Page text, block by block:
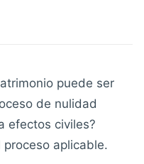
puede ser
de nulidad
efectos civiles?
aplicable.